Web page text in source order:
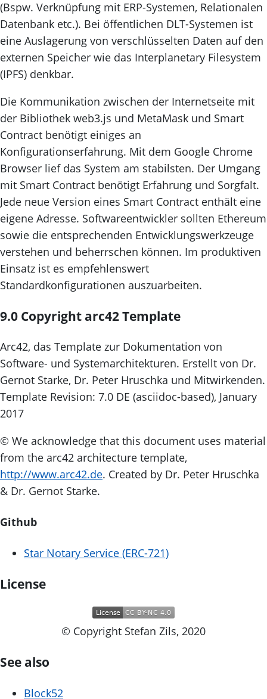
(Bspw. Verknüpfung mit ERP-Systemen, Relationalen
Datenbank etc.). Bei öffentlichen DLT-Systemen ist
eine Auslagerung von verschlüsselten Daten auf den
externen Speicher wie das Interplanetary Filesystem
(IPFS) denkbar.
Die Kommunikation zwischen der Internetseite mit
der Bibliothek web3.js und MetaMask und Smart
Contract benötigt einiges an
Konfigurationserfahrung. Mit dem Google Chrome
Browser lief das System am stabilsten. Der Umgang
mit Smart Contract benötigt Erfahrung und Sorgfalt.
Jede neue Version eines Smart Contract enthält eine
eigene Adresse. Softwareentwickler sollten Ethereum
sowie die entsprechenden Entwicklungswerkzeuge
verstehen und beherrschen können. Im produktiven
Einsatz ist es empfehlenswert
Standardkonfigurationen auszuarbeiten.
9.0 Copyright arc42 Template
Arc42, das Template zur Dokumentation von
Software- und Systemarchitekturen. Erstellt von Dr.
Gernot Starke, Dr. Peter Hruschka und Mitwirkenden.
Template Revision: 7.0 DE (asciidoc-based), January
2017
© We acknowledge that this document uses material
from the arc42 architecture template,
http://www.arc42.de. Created by Dr. Peter Hruschka
& Dr. Gernot Starke.
Github
Star Notary Service (ERC-721)
License
© Copyright Stefan Zils, 2020
See also
Block52